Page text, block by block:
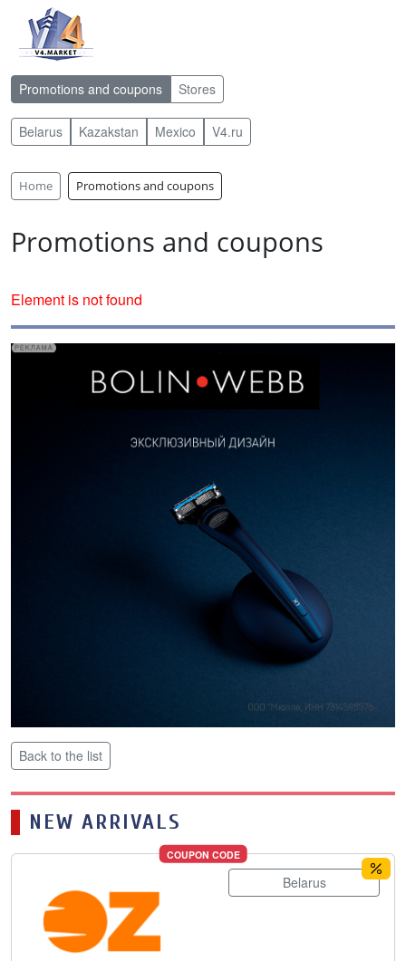
Promotions and coupons Stores
Belarus Kazakstan Mexico V4.ru
Home Promotions and coupons
Promotions and coupons
Element is not found
Back to the list
NEW ARRIVALS
COUPON CODE
Belarus